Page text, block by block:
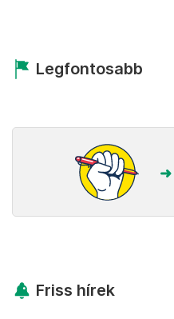
Legfontosabb
Friss hírek